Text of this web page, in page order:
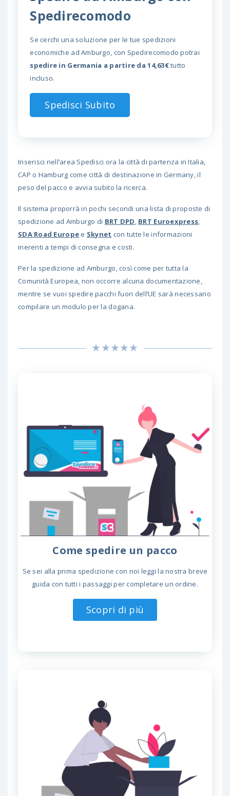
Spedirecomodo
Se cerchi una soluzione per le tue spedizioni
economiche ad Amburgo, con Spedirecomodo potrai
spedire in Germania a partire da 14,63€tutto
incluso.
Spedisci Subito
Inserisci nell’area Spedisci ora la città di partenza in Italia,
CAP o Hamburg come città di destinazione in Germany, il
peso del pacco e avvia subito la ricerca.
Il sistema proporrà in pochi secondi una lista di proposte di
spedizione ad Amburgo di BRT DPD, BRT Euroexpress,
SDA Road Europe e Skynet con tutte le informazioni
inerenti a tempi di consegna e costi.
Per la spedizione ad Amburgo, così come per tutta la
Comunità Europea, non occorre alcuna documentazione,
mentre se vuoi spedire pacchi fuori dell’UE sarà necessario
compilare un modulo per la dogana.
Come spedire un pacco
Se sei alla prima spedizione con noi leggi la nostra breve
guida con tutti i passaggi per completare un ordine.
Scopri di più